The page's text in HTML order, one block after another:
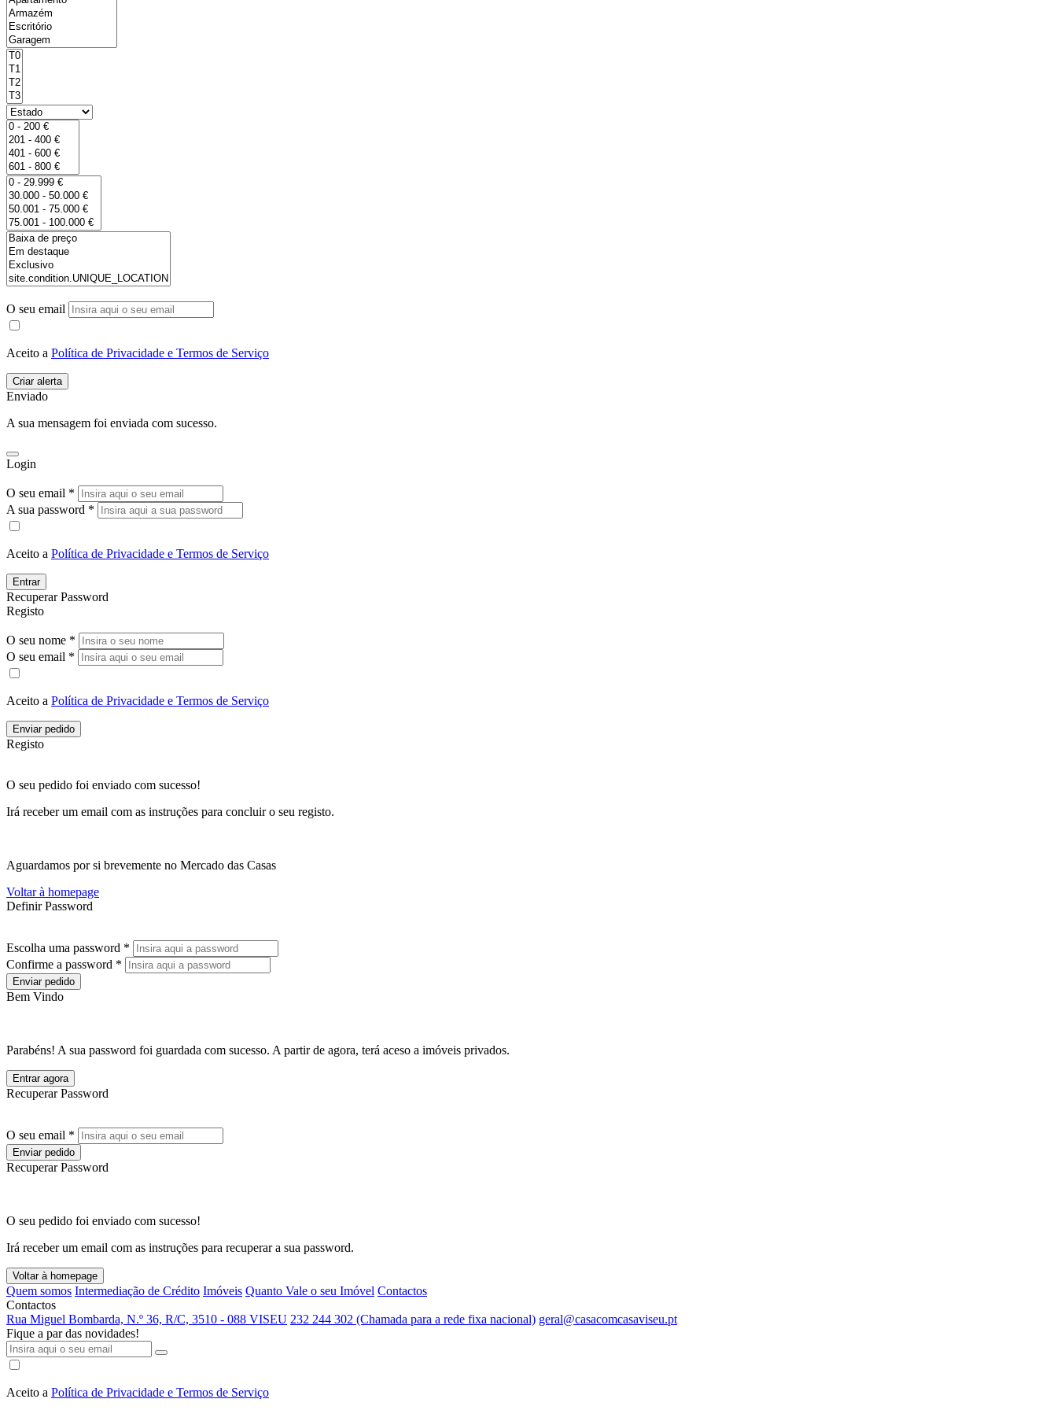
O seu email
Aceito a Política de Privacidade e Termos de Serviço
Enviado
A sua mensagem foi enviada com sucesso.
Login
O seu email *
A sua password *
Aceito a Política de Privacidade e Termos de Serviço
Entrar
Recuperar Password
Registo
O seu nome *
O seu email *
Aceito a Política de Privacidade e Termos de Serviço
Enviar pedido
Registo
O seu pedido foi enviado com sucesso!
Irá receber um email com as instruções para concluir o seu registo.
Aguardamos por si brevemente no Mercado das Casas
Voltar à homepage
Definir Password
Escolha uma password *
Confirme a password *
Enviar pedido
Bem Vindo
Parabéns! A sua password foi guardada com sucesso. A partir de agora, terá aceso a imóveis privados.
Entrar agora
Recuperar Password
O seu email *
Enviar pedido
Recuperar Password
O seu pedido foi enviado com sucesso!
Irá receber um email com as instruções para recuperar a sua password.
Voltar à homepage
Quem somos Intermediação de Crédito Imóveis Quanto Vale o seu Imóvel Contactos
Contactos
Rua Miguel Bombarda, N.º 36, R/C, 3510 - 088 VISEU 232 244 302 (Chamada para a rede fixa nacional) geral@casacomcasaviseu.pt
Fique a par das novidades!
Aceito a Política de Privacidade e Termos de Serviço